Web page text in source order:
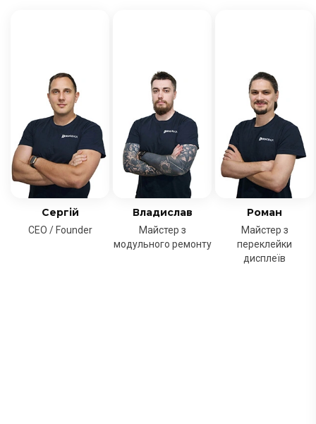
Сергій
CEO / Founder
Владислав
Майстер з
модульного ремонту
Роман
Майстер з
переклейки
дисплеїв